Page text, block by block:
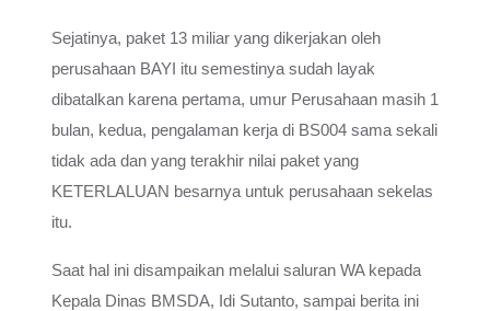
Sejatinya, paket 13 miliar yang dikerjakan oleh
perusahaan BAYI itu semestinya sudah layak
dibatalkan karena pertama, umur Perusahaan masih 1
bulan, kedua, pengalaman kerja di BS004 sama sekali
tidak ada dan yang terakhir nilai paket yang
KETERLALUAN besarnya untuk perusahaan sekelas
itu.
Saat hal ini disampaikan melalui saluran WA kepada
Kepala Dinas BMSDA, Idi Sutanto, sampai berita ini